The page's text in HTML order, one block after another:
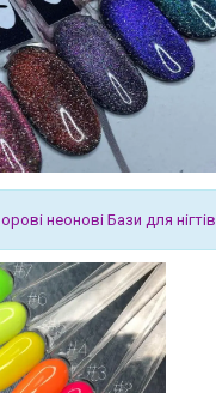
неонові Бази для нігтів